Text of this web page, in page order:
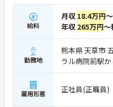
給料
月収 18.4万円
年収 265万円～
勤務地
熊本県 天草市
ラル病院前駅
雇用形態 正社員(正職員)